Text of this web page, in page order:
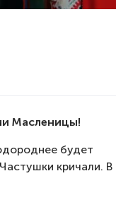
Масленицы!
будет
кричали. В